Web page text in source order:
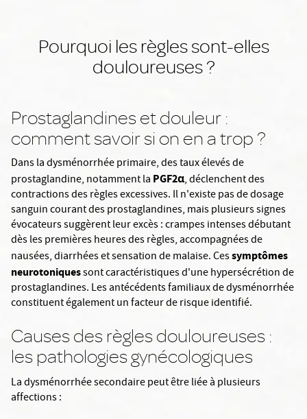
Pourquoi les règles sont-elles
douloureuses ?
Prostaglandines et douleur :
comment savoir si on en a trop ?
Dans la dysménorrhée primaire, des taux élevés de
prostaglandine, notamment la PGF2α, déclenchent des
contractions des règles excessives. Il n'existe pas de dosage
sanguin courant des prostaglandines, mais plusieurs signes
évocateurs suggèrent leur excès : crampes intenses débutant
dès les premières heures des règles, accompagnées de
nausées, diarrhées et sensation de malaise. Cessymptômes
neurotoniquessont caractéristiques d'une hypersécrétion de
prostaglandines. Les antécédents familiaux de dysménorrhée
constituent également un facteur de risque identifié.
Causes des règles douloureuses :
les pathologies gynécologiques
Ladysménorrhée secondaire peut être liée à plusieurs
affections :